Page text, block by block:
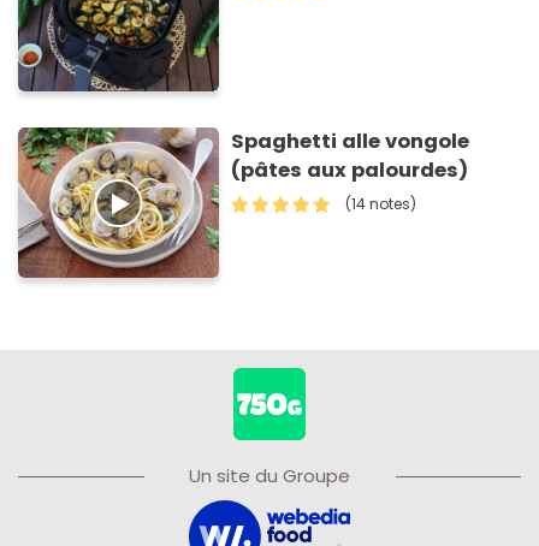
Spaghetti alle vongole
(pâtes aux palourdes)
(14 notes)
Un site du Groupe